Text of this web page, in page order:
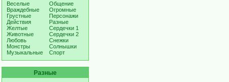
Веселые
Враждебные
Грустные
Действия
Желтые
Животные
Любовь
Монстры
Музыкальные
Общение
Огромные
Персонажи
Разные
Сердечки 1
Сердечки 2
Снежки
Солнышки
Спорт
Разные